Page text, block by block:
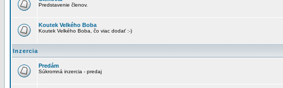
Predstavenie členov.
Koutek Velkého Boba
Koutek Velkého Boba, čo viac dodať :-)
Inzercia
Predám
Súkromná inzercia - predaj